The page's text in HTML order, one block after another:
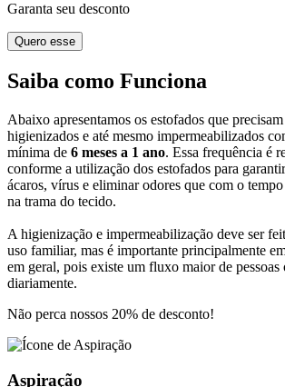
Garanta seu desconto
Quero esse
Saiba como Funciona
Abaixo apresentamos os estofados que
higienizados e até mesmo impermeabilizados
mínima de 6 meses a 1 ano. Essa frequência é
conforme a utilização dos estofados para
ácaros, vírus e eliminar odores que com o
na trama do tecido.
A higienização e impermeabilização deve ser
uso familiar, mas é importante principalmente
em geral, pois existe um fluxo maior de
diariamente.
Não perca nossos 20% de desconto!
Aspiração